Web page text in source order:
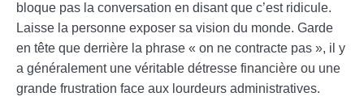
bloque pas la conversation en disant que c’est ridicule.
Laisse la personne exposer sa vision du monde. Garde
en tête que derrière la phrase « on ne contracte pas », il y
a généralement une véritable détresse financière ou une
grande frustration face aux lourdeurs administratives.